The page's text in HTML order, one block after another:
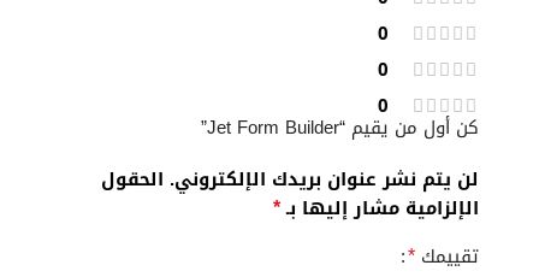
0
0
0
كن أول من يقيم “Jet Form Builder”
لن يتم نشر عنوان بريدك الإلكتروني. الحقول
الإلزامية مشار إليها بـ*
تقييمك *